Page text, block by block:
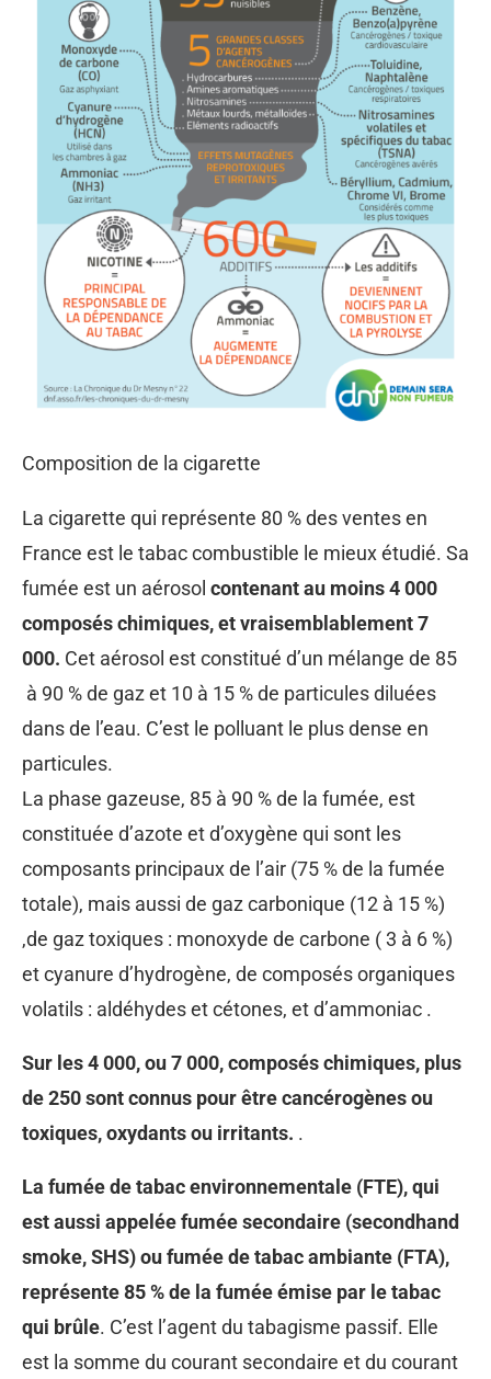
Composition de la cigarette
La cigarette qui représente 80 % des ventes en
France est le tabac combustible le mieux étudié. Sa
fumée est un aérosol contenant au moins 4 000
composés chimiques, et vraisemblablement 7
000. Cet aérosol est constitué d’un mélange de 85
à 90 % de gaz et 10 à 15 % de particules diluées
dans de l’eau. C’est le polluant le plus dense en
particules.
La phase gazeuse, 85 à 90 % de la fumée, est
constituée d’azote et d’oxygène qui sont les
composants principaux de l’air (75 % de la fumée
totale), mais aussi de gaz carbonique (12 à 15 %)
,de gaz toxiques : monoxyde de carbone ( 3 à 6 %)
et cyanure d’hydrogène, de composés organiques
volatils : aldéhydes et cétones, et d’ammoniac .
Sur les 4 000, ou 7 000, composés chimiques, plus
de 250 sont connus pour être cancérogènes ou
toxiques, oxydants ou irritants. .
La fumée de tabac environnementale (FTE), qui
est aussi appelée fumée secondaire (secondhand
smoke, SHS) ou fumée de tabac ambiante (FTA),
représente 85 % de la fumée émise par le tabac
qui brûle. C’est l’agent du tabagisme passif. Elle
est la somme du courant secondaire et du courant